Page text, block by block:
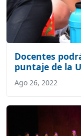
Docentes
puntaje de la
Ago 26, 2022